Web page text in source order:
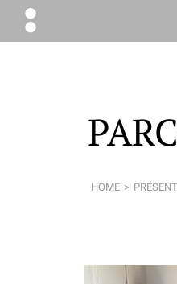
ÉLODIE
BOYER
HOME